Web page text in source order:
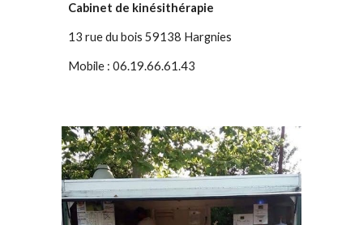
Cabinet de kinésithérapie
13 rue du bois 59138 Hargnies
Mobile : 06.19.66.61.43